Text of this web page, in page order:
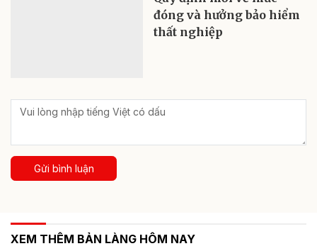
đóng và hưởng bảo hiểm
thất nghiệp
Gửi bình luận
XEM THÊM BẢN LÀNG HÔM NAY